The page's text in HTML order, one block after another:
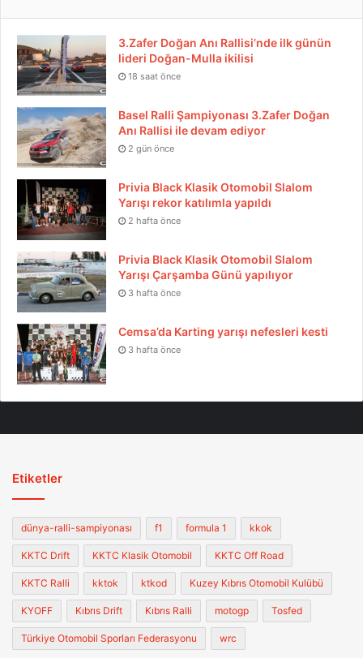
3.Zafer Doğan Anı Rallisi’nde ilk günün
lideri Doğan-Mulla ikilisi
18 saat önce
Basel Ralli Şampiyonası 3.Zafer Doğan
Anı Rallisi ile devam ediyor
2 gün önce
Privia Black Klasik Otomobil Slalom
Yarışı rekor katılımla yapıldı
2 hafta önce
Privia Black Klasik Otomobil Slalom
Yarışı Çarşamba Günü yapılıyor
3 hafta önce
Cemsa’da Karting yarışı nefesleri kesti
3 hafta önce
Etiketler
dünya-ralli-sampiyonası f1 formula 1 kkok
KKTC Drift KKTC Klasik Otomobil KKTC Off Road
KKTC Ralli kktok ktkod Kuzey Kıbrıs Otomobil Kulübü
KYOFF Kıbrıs Drift Kıbrıs Ralli motogp Tosfed
Türkiye Otomobil Sporları Federasyonu wrc